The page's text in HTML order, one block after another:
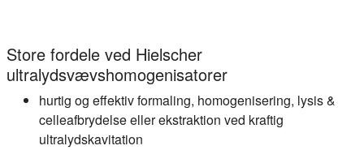
Store fordele ved Hielscher
ultralydsvævshomogenisatorer
hurtig og effektiv formaling, homogenisering, lysis &
celleafbrydelse eller ekstraktion ved kraftig
ultralydskavitation